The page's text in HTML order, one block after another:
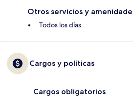
Otros servicios y
Todos los días
Cargos y políticas
Cargos obligatorios